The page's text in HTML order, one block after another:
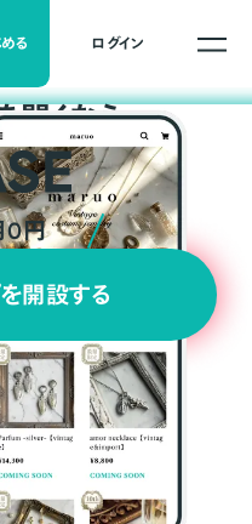
る ログイン
開くなら
0円
開設する
の理由